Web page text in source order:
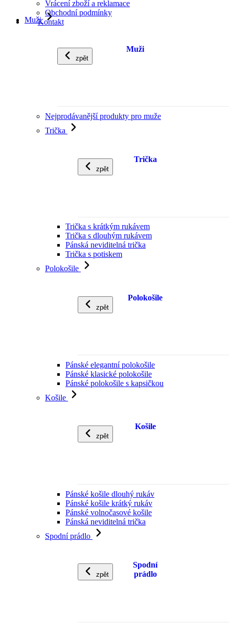
Vrácení zboží a reklamace
Obchodní podmínky
Kontakt
Muži
zpět
Muži
Nejprodávanější produkty pro muže
Trička
zpět
Trička
Trička s krátkým rukávem
Trička s dlouhým rukávem
Pánská neviditelná trička
Trička s potiskem
Polokošile
zpět
Polokošile
Pánské elegantní polokošile
Pánské klasické polokošile
Pánské polokošile s kapsičkou
Košile
zpět
Košile
Pánské košile dlouhý rukáv
Pánské košile krátký rukáv
Pánské volnočasové košile
Pánská neviditelná trička
Spodní prádlo
zpět
Spodní
prádlo